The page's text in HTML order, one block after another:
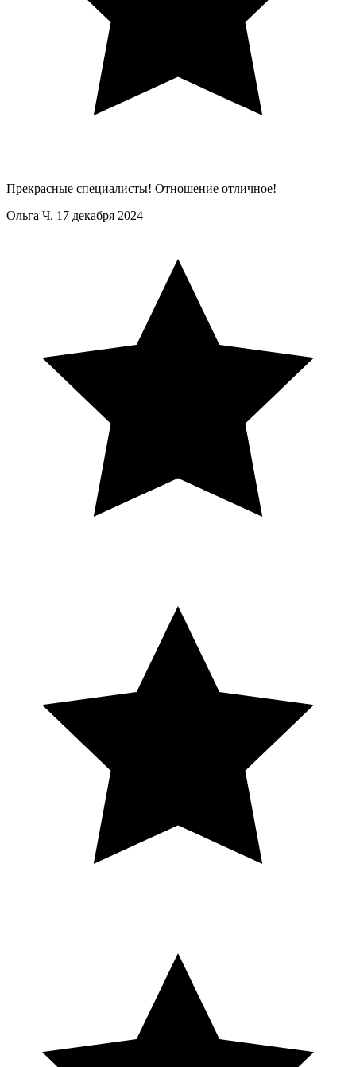
Прекрасные специалисты! Отношение отличное!
Ольга Ч. 17 декабря 2024